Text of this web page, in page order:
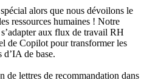
alors que nous dévoilons le
ressources humaines ! Notre
aux flux de travail RH
de Copilot pour transformer les
d’IA de base.
de lettres de recommandation dans